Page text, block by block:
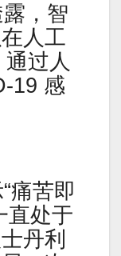
，智
人工
过人
19 感
痛苦即
直处于
丹利